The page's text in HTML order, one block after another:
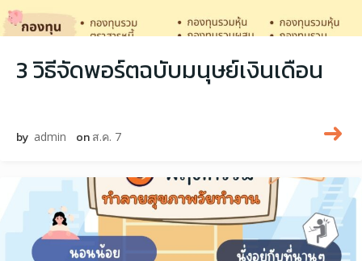
3 วิธีจัดพอร์ตฉบับมนุษย์เงินเดือน
by admin on ส.ค. 7